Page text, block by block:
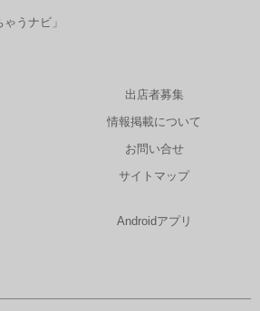
うナビ」
出店者募集
情報掲載について
お問い合せ
サイトマップ
Androidアプリ